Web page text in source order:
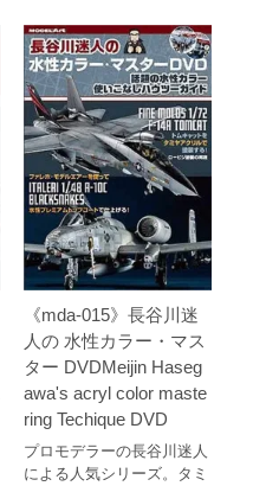
《mda-015》長谷川迷
人の 水性カラー・マス
ター DVDMeijin Haseg
awa's acryl color maste
ring Techique DVD
プロモデラーの長谷川迷人
による人気シリーズ。タミ